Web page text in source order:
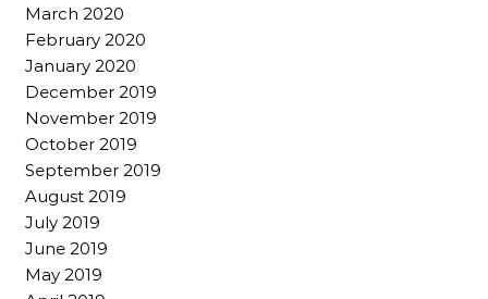
March 2020
February 2020
January 2020
December 2019
November 2019
October 2019
September 2019
August 2019
July 2019
June 2019
May 2019